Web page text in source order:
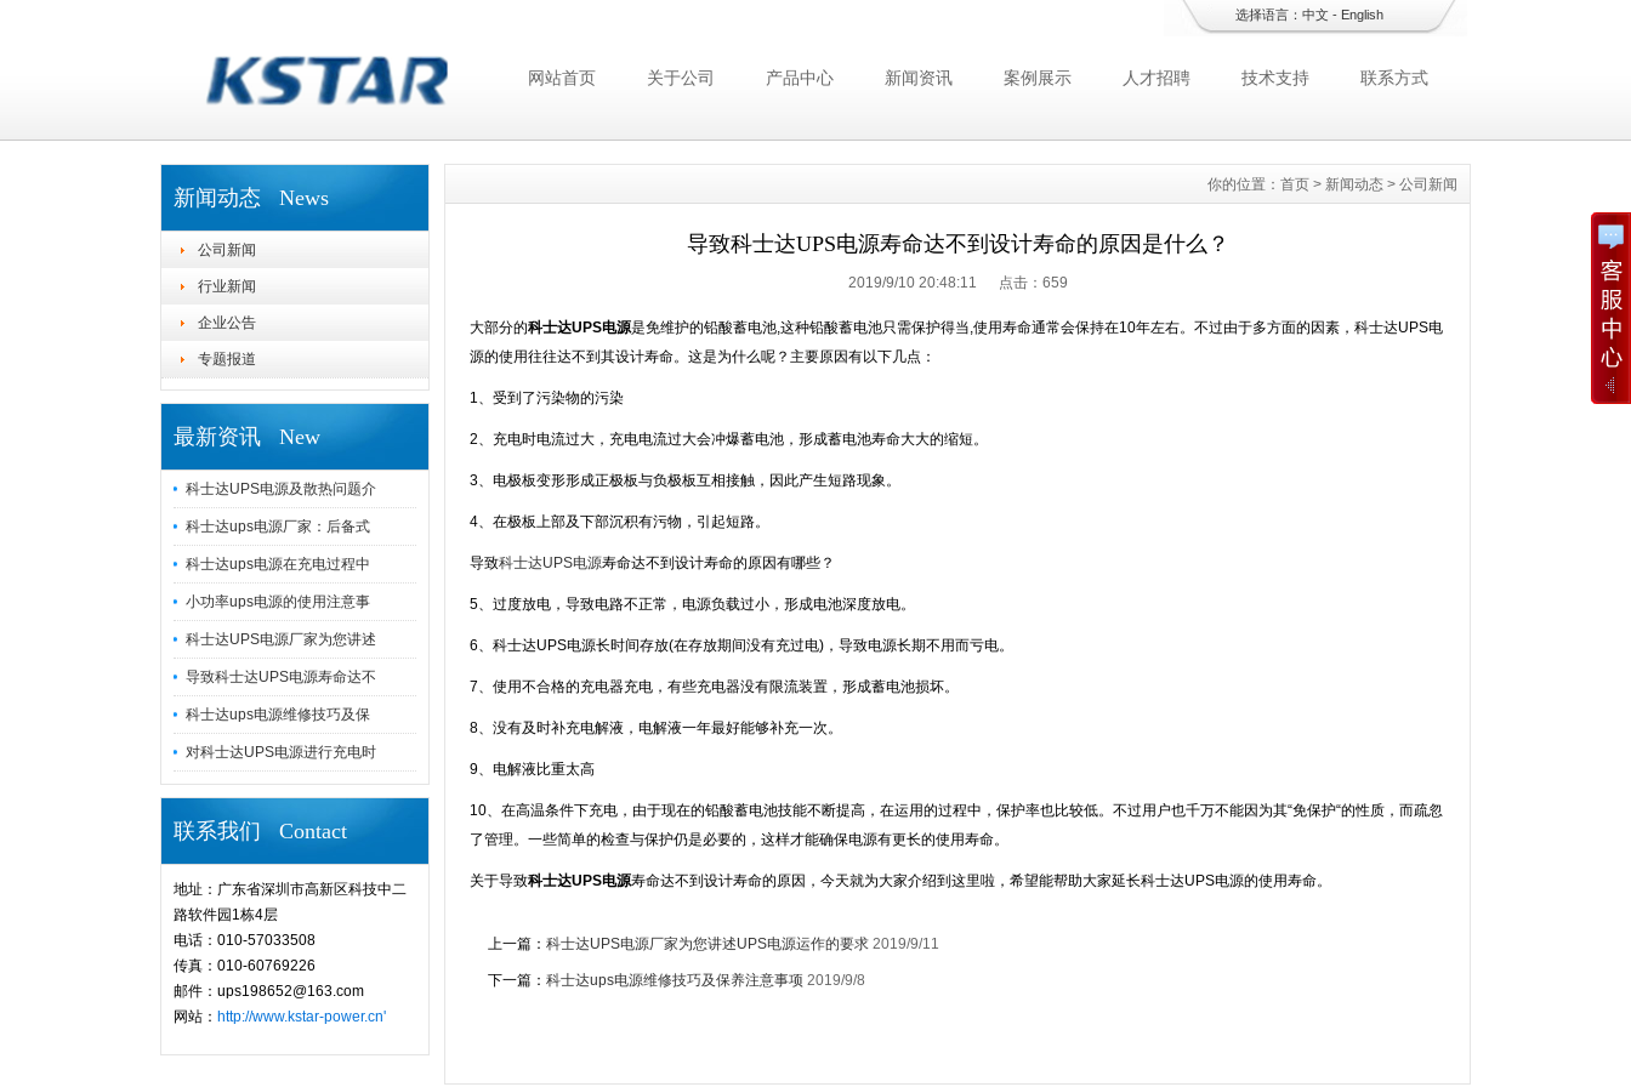
选择语言： 中文- English
网站首页 关于公司 产品中心 新闻资讯 案例展示 人才招聘 技术支持 联系方式
新闻动态 News
公司新闻
行业新闻
企业公告
专题报道
最新资讯 New
科士达UPS电源及散热问题介
科士达ups电源厂家：后备式
科士达ups电源在充电过程中
小功率ups电源的使用注意事
科士达UPS电源厂家为您讲述
导致科士达UPS电源寿命达不
科士达ups电源维修技巧及保
对科士达UPS电源进行充电时
联系我们 Contact
地址：广东省深圳市高新区科技中二
路软件园1栋4层
电话：010-57033508
传真：010-60769226
邮件：ups198652@163.com
网站： http://www.kstar-power.cn'
你的位置： 首页 > 新闻动态 > 公司新闻
导致科士达UPS电源寿命达不到设计寿命的原因是什么？
2019/9/10 20:48:11 点击： 659
大部分的科士达UPS电源是免维护的铅酸蓄电池,这种铅酸蓄电池只需保护得当,使用寿命通常会保持在10年左右。不过由于多方面的因素，科士达UPS电
源的使用往往达不到其设计寿命。这是为什么呢？主要原因有以下几点：
1、受到了污染物的污染
2、充电时电流过大，充电电流过大会冲爆蓄电池，形成蓄电池寿命大大的缩短。
3、电极板变形形成正极板与负极板互相接触，因此产生短路现象。
4、在极板上部及下部沉积有污物，引起短路。
导致科士达UPS电源寿命达不到设计寿命的原因有哪些？
5、过度放电，导致电路不正常，电源负载过小，形成电池深度放电。
6、科士达UPS电源长时间存放(在存放期间没有充过电)，导致电源长期不用而亏电。
7、使用不合格的充电器充电，有些充电器没有限流装置，形成蓄电池损坏。
8、没有及时补充电解液，电解液一年最好能够补充一次。
9、电解液比重太高
10、在高温条件下充电，由于现在的铅酸蓄电池技能不断提高，在运用的过程中，保护率也比较低。不过用户也千万不能因为其“免保护“的性质，而疏忽
了管理。一些简单的检查与保护仍是必要的，这样才能确保电源有更长的使用寿命。
关于导致科士达UPS电源寿命达不到设计寿命的原因，今天就为大家介绍到这里啦，希望能帮助大家延长科士达UPS电源的使用寿命。
上一篇： 科士达UPS电源厂家为您讲述UPS电源运作的要求 2019/9/11
下一篇： 科士达ups电源维修技巧及保养注意事项 2019/9/8